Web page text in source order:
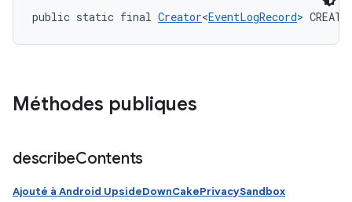
public static final Creator<EventLogRecord>
Méthodes publiques
describeContents
Ajouté à Android UpsideDownCakePrivacySandbox